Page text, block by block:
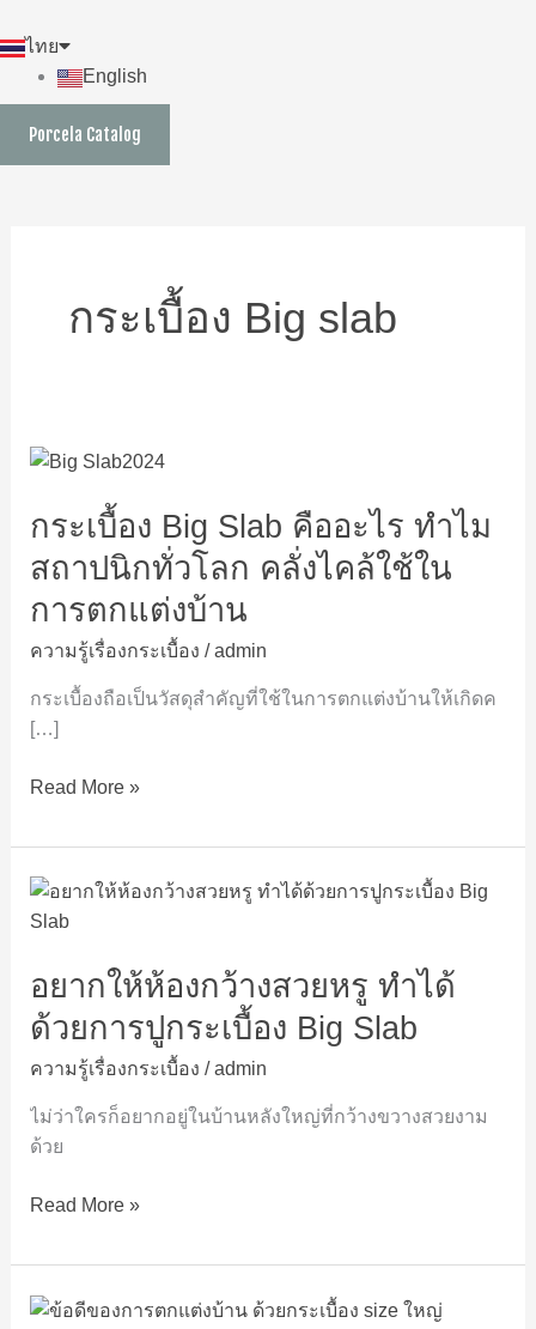
ไทย
English
Porcela Catalog
กระเบื้อง Big slab
กระเบื้อง Big Slab คืออะไร ทำไม
สถาปนิกทั่วโลก คลั่งไคล้ใช้ใน
การตกแต่งบ้าน
ความรู้เรื่องกระเบื้อง /admin
กระเบื้องถือเป็นวัสดุสำคัญที่ใช้ในการตกแต่งบ้านให้เกิดค
[…]
กระเบื้อง
Slab
อะไร
ทำไม
สถาปนิก
โลก
คลั่ง
ใช้
การ
ตกแต่ง
Read More »
อยากให้ห้องกว้างสวยหรู ทำได้
ด้วยการปูกระเบื้อง Big Slab
ความรู้เรื่องกระเบื้อง /admin
ไม่ว่าใครก็อยากอยู่ในบ้านหลังใหญ่ที่กว้างขวางสวยงาม
ด้วย
อยาก
ให้
กว้าง
สวย
หรู
ทำได้
การ
ปู
Read More »
ข้อดี